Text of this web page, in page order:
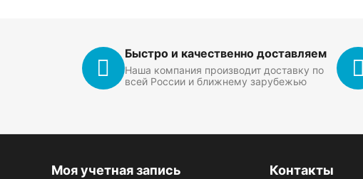
Быстро и качественно доставляем
Наша компания производит доставку по
всей России и ближнему зарубежью
Моя учетная запись Контакты